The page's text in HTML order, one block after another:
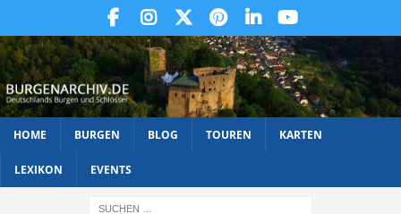
HOME BURGEN BLOG TOUREN KARTEN
LEXIKON EVENTS